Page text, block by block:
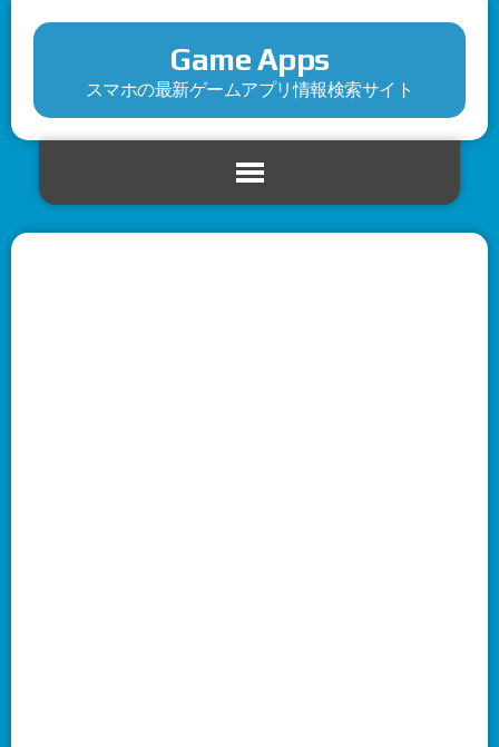
Game Apps
スマホの最新ゲームアプリ情報検索サイト